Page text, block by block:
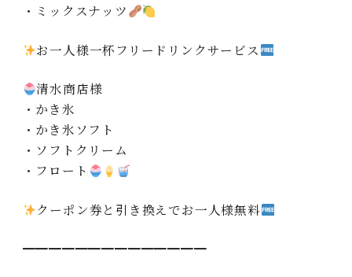
・ミックスナッツ
お一人様一杯フリードリンクサービス
清水商店様
・かき氷
・かき氷ソフト
・ソフトクリーム
・フロート
クーポン券と引き換えでお一人様無料
━━━━━━━━━━━━━━